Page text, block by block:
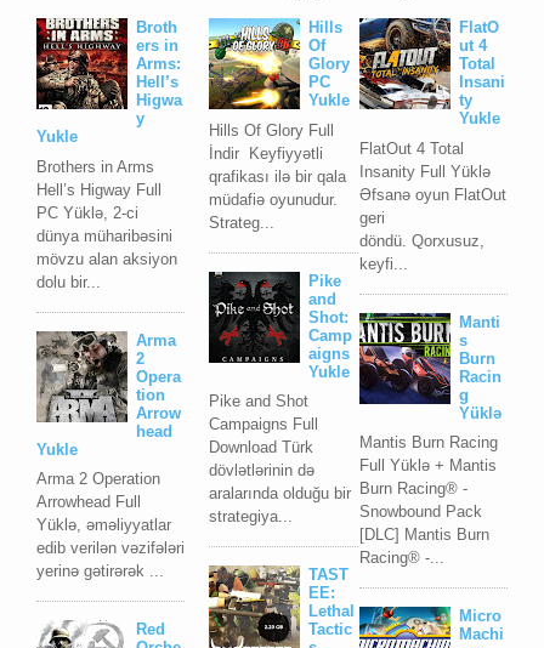
Broth
ers in
Arms:
Hell’s
Higwa
y
Yukle
Brothers in Arms
Hell’s Higway Full
PC Yüklə, 2-ci
dünya müharibəsini
mövzu alan aksiyon
dolu bir...
Arma
2
Opera
tion
Arrow
head
Yukle
Arma 2 Operation
Arrowhead Full
Yüklə, əməliyyatlar
edib verilən vəzifələri
yerinə gətirərək ...
Red
FlatO
ut 4
Total
Insani
ty
Yukle
FlatOut 4 Total
Insanity Full Yüklə
Əfsanə oyun FlatOut
geri
döndü. Qorxusuz,
keyfi...
Manti
s
Burn
Racin
g
Yüklə
Mantis Burn Racing
Full Yüklə + Mantis
Burn Racing® -
Snowbound Pack
[DLC] Mantis Burn
Racing® -...
Micro
Machi
Hills
Of
Glory
PC
Yukle
Hills Of Glory Full
İndir Keyfiyyətli
qrafikası ilə bir qala
müdafiə oyunudur.
Strateg...
Pike
and
Shot:
Camp
aigns
Yukle
Pike and Shot
Campaigns Full
Download Türk
dövlətlərinin də
aralarında olduğu bir
strategiya...
TAST
EE:
Lethal
Tactic